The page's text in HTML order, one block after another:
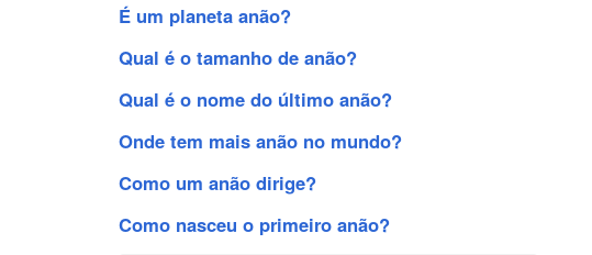
É um planeta anão?
Qual é o tamanho de anão?
Qual é o nome do último anão?
Onde tem mais anão no mundo?
Como um anão dirige?
Como nasceu o primeiro anão?